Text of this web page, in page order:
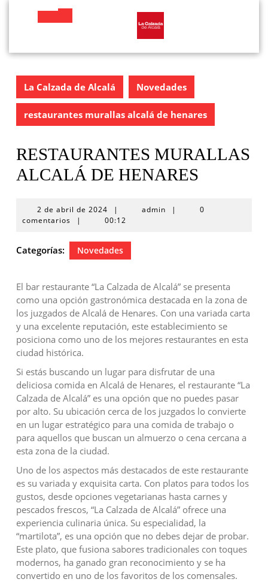
de
apertura
La Calzada de Alcalá Novedades
restaurantes murallas alcalá de henares
RESTAURANTES MURALLAS
ALCALÁ DE HENARES
2 de abril de 2024
de
de
2024
| admin |
0
comentarios
| 00:12
Categorías: Novedades
El bar restaurante “La Calzada de Alcalá” se presenta
como una opción gastronómica destacada en la zona de
los juzgados de Alcalá de Henares. Con una variada carta
y una excelente reputación, este establecimiento se
posiciona como uno de los mejores restaurantes en esta
ciudad histórica.
Si estás buscando un lugar para disfrutar de una
deliciosa comida en Alcalá de Henares, el restaurante “La
Calzada de Alcalá” es una opción que no puedes pasar
por alto. Su ubicación cerca de los juzgados lo convierte
en un lugar estratégico para una comida de trabajo o
para aquellos que buscan un almuerzo o cena cercana a
esta zona de la ciudad.
Uno de los aspectos más destacados de este restaurante
es su variada y exquisita carta. Con platos para todos los
gustos, desde opciones vegetarianas hasta carnes y
pescados frescos, “La Calzada de Alcalá” ofrece una
experiencia culinaria única. Su especialidad, la
“martilota”, es una opción que no debes dejar de probar.
Este plato, que fusiona sabores tradicionales con toques
modernos, ha ganado gran reconocimiento y se ha
convertido en uno de los favoritos de los comensales.